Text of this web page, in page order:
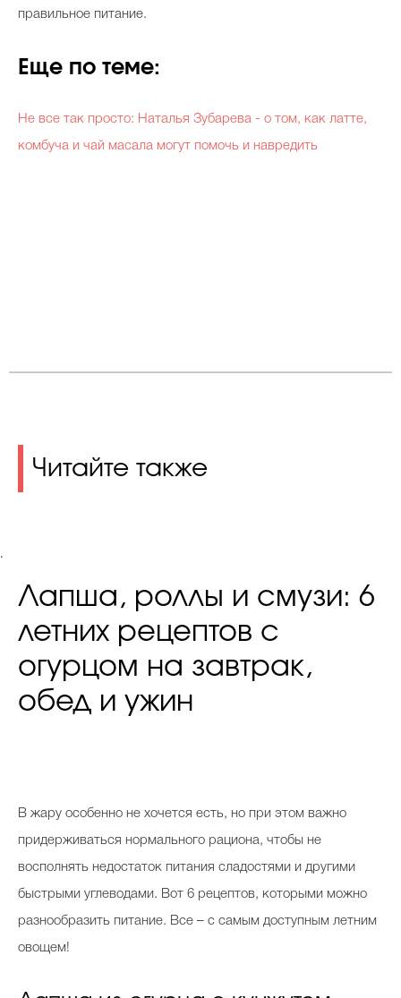
правильное питание.
Еще по теме:
Не все так просто: Наталья Зубарева - о том, как латте,
комбуча и чай масала могут помочь и навредить
Читайте также
.
Лапша, роллы и смузи: 6
летних рецептов с
огурцом на завтрак,
обед и ужин
В жару особенно не хочется есть, но при этом важно
придерживаться нормального рациона, чтобы не
восполнять недостаток питания сладостями и другими
быстрыми углеводами. Вот 6 рецептов, которыми можно
разнообразить питание. Все – с самым доступным летним
овощем!